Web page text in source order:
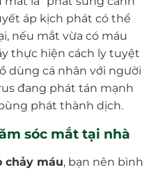
áp kịch phát có thể
nếu mắt vừa có máu
thực hiện cách ly tuyệt
dùng cá nhân với người
đang phát tán mạnh
phát thành dịch.
sóc mắt tại nhà
chảy máu, bạn nên bình